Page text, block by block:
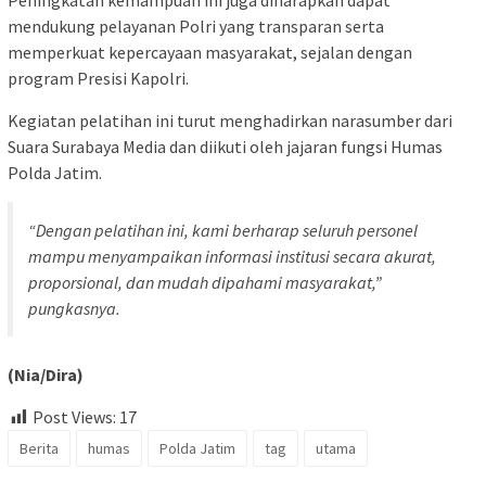
mendukung pelayanan Polri yang transparan serta
memperkuat kepercayaan masyarakat, sejalan dengan
program Presisi Kapolri.
Kegiatan pelatihan ini turut menghadirkan narasumber dari
Suara Surabaya Media dan diikuti oleh jajaran fungsi Humas
Polda Jatim.
“Dengan pelatihan ini, kami berharap seluruh personel
mampu menyampaikan informasi institusi secara akurat,
proporsional, dan mudah dipahami masyarakat,”
pungkasnya.
(Nia/Dira)
Post Views: 17
Berita humas Polda Jatim tag utama